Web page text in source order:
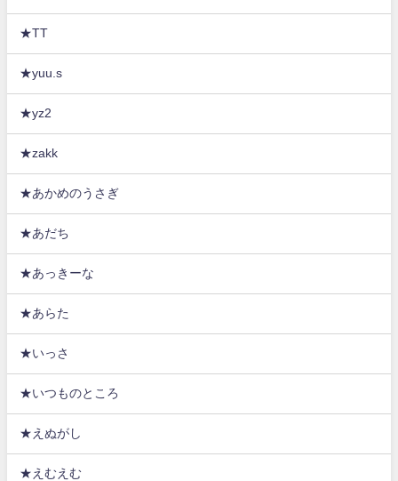
★TT
★yuu.s
★yz2
★zakk
★あかめのうさぎ
★あだち
★あっきーな
★あらた
★いっさ
★いつものところ
★えぬがし
★えむえむ